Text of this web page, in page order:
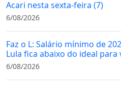
Acari nesta sexta-feira (7)
6/08/2026
Faz o L: Salário mínimo de
Lula fica abaixo do ideal para
6/08/2026